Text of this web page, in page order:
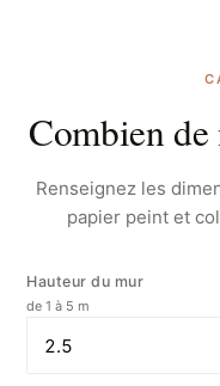
Combien de
Renseignez les
papier peint et
Hauteur du mur
de 1 à 5 m